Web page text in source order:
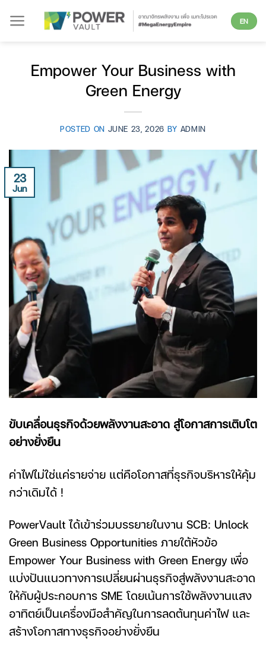
EN
Empower Your Business with
Green Energy
POSTED ON JUNE 23, 2026 BY ADMIN
23
Jun
ขับเคลื่อนธุรกิจด้วยพลังงานสะอาด สู่โอกาสการเติบโต
อย่างยั่งยืน
ค่าไฟไม่ใช่แค่รายจ่าย แต่คือโอกาสที่ธุรกิจบริหารให้คุ้ม
กว่าเดิมได้ !
PowerVault ได้เข้าร่วมบรรยายในงาน SCB: Unlock
Green Business Opportunities ภายใต้หัวข้อ
Empower Your Business with Green Energy เพื่อ
แบ่งปันแนวทางการเปลี่ยนผ่านธุรกิจสู่พลังงานสะอาด
ให้กับผู้ประกอบการ SME โดยเน้นการใช้พลังงานแสง
อาทิตย์เป็นเครื่องมือสำคัญในการลดต้นทุนค่าไฟ และ
สร้างโอกาสทางธุรกิจอย่างยั่งยืน